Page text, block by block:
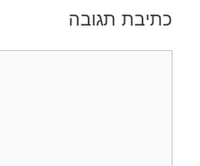
כתיבת תגובה